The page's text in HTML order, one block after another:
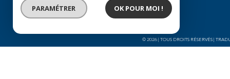
Se connecter
© 2026 | TOUS DROITS RÉSERVÉS |
PARAMÉTRER OK POUR MOI !